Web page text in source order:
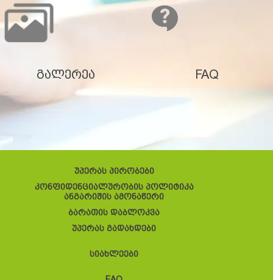
გალერეა FAQ
უპერას პირობები
კონფიდენციალურობის პოლიტიკა
ანგარიშის ამონაწერი
ბარათის დაბლოკვა
უპერას გადახდები
სიახლეები